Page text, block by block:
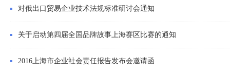
对俄出口贸易企业技术法规标准研讨会通知
关于启动第四届全国品牌故事上海赛区比赛的通知
2016上海市企业社会责任报告发布会邀请函